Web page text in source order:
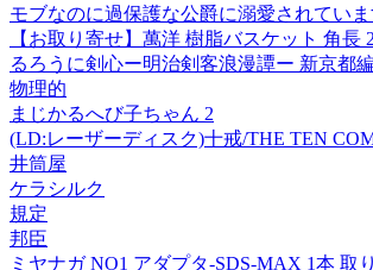
モブなのに過保護な公爵に溺愛されてい
【お取り寄せ】萬洋 樹脂バスケット 角
るろうに剣心ー明治剣客浪漫譚ー 新京都
物理的
まじかるへび子ちゃん 2
(LD:レーザーディスク)十戒/THE TEN
井筒屋
ケラシルク
規定
邦臣
ミヤナガ NO1 アダプタ-SDS-MAX 1本 取